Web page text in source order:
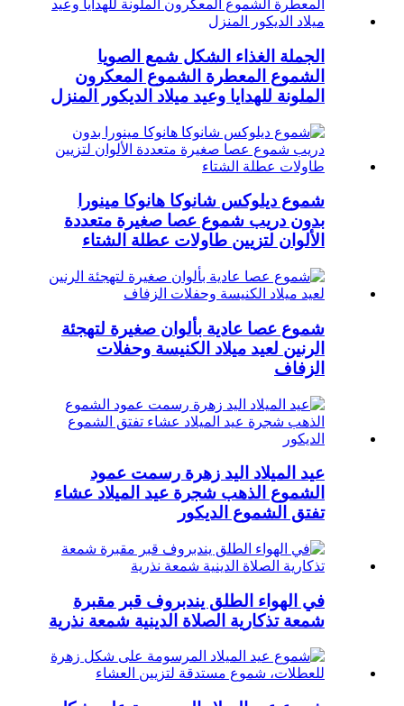
الجملة الغذاء الشكل شمع الصويا
الشموع المعطرة الشموع المعكرون
الملونة للهدايا وعيد ميلاد الديكور المنزل
شموع ديلوكس شانوكا هانوكا مينورا
بدون دريب شموع عصا صغيرة متعددة
الألوان لتزيين طاولات عطلة الشتاء
شموع عصا عادية بألوان صغيرة لتهجئة
الرنين لعيد ميلاد الكنيسة وحفلات
الزفاف
عيد الميلاد اليد زهرة رسمت عمود
الشموع الذهب شجرة عيد الميلاد عشاء
تفتق الشموع الديكور
في الهواء الطلق يندبروف قبر مقبرة
شمعة تذكارية الصلاة الدينية شمعة نذرية